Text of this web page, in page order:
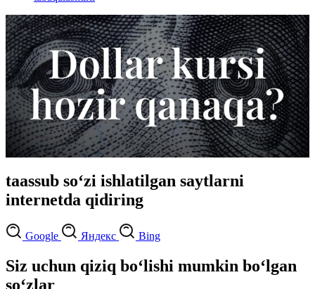
taassub so‘zi ishlatilgan saytlarni
internetda qidiring
Google Яндекс Bing
Siz uchun qiziq bo‘lishi mumkin bo‘lgan
so‘zlar